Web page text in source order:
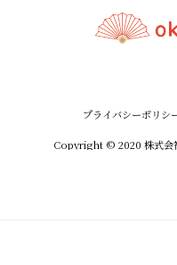
プライバシーポリシ
Copyright © 2020 株式